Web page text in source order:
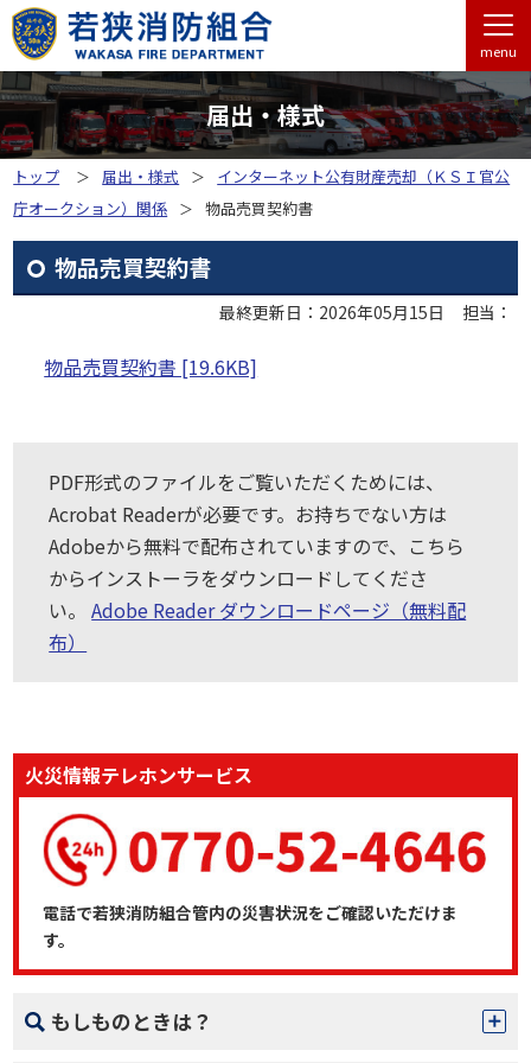
menu
届出・様式
トップ 届出・様式
インターネット公有財産売却（ＫＳＩ官公
庁オークション）関係
物品売買契約書
物品売買契約書
最終更新日：2026年05月15日 担当：
物品売買契約書 [19.6KB]
PDF形式のファイルをご覧いただくためには、
Acrobat Readerが必要です。お持ちでない方は
Adobeから無料で配布されていますので、こちら
からインストーラをダウンロードしてくださ
い。Adobe Reader ダウンロードページ（無料配
布）
火災情報テレホンサービス
電話で若狭消防組合管内の災害状況をご確認いただけま
す。
もしものときは？